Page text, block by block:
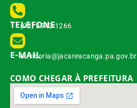
TELEFONE
(93) 3542-1266
E-MAIL
ouvidoria@jacareacanga.pa.gov.br
COMO CHEGAR À PREFEITURA